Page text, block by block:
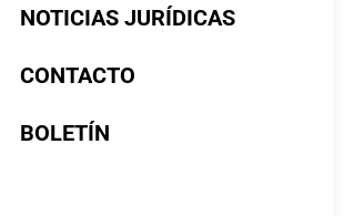
NOTICIAS JURÍDICAS
CONTACTO
BOLETÍN